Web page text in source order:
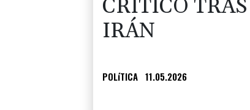
CRÍTICO
IRÁN
POLíTICA 11.05.2026